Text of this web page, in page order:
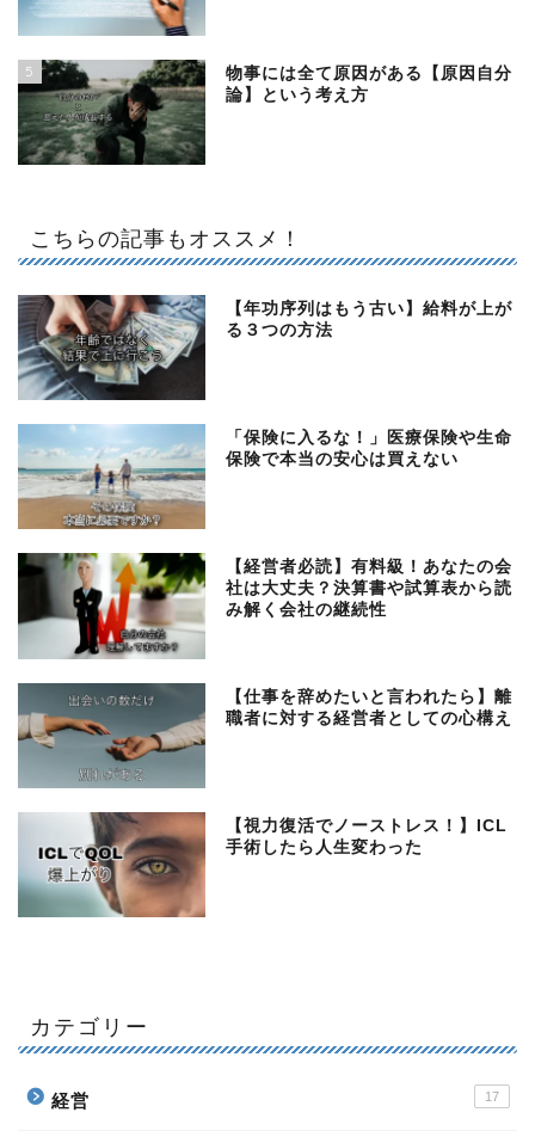
5
物事には全て原因がある【原因自分
論】という考え方
こちらの記事もオススメ！
【年功序列はもう古い】給料が上が
る３つの方法
「保険に入るな！」医療保険や生命
保険で本当の安心は買えない
【経営者必読】有料級！あなたの会
社は大丈夫？決算書や試算表から読
み解く会社の継続性
【仕事を辞めたいと言われたら】離
職者に対する経営者としての心構え
【視力復活でノーストレス！】ICL
手術したら人生変わった
カテゴリー
経営 17